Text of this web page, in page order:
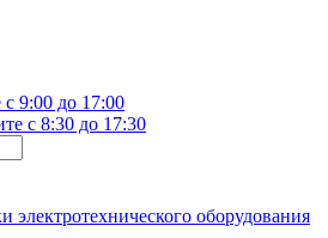
с 9:00 до 17:00
с 8:30 до 17:30